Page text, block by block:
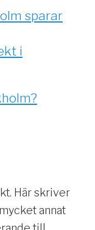
sparar
i
Här skriver
annat